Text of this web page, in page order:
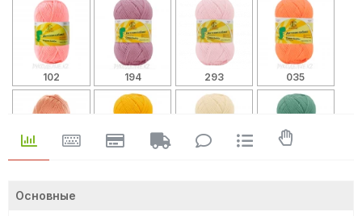
Основные
102 194 293 035